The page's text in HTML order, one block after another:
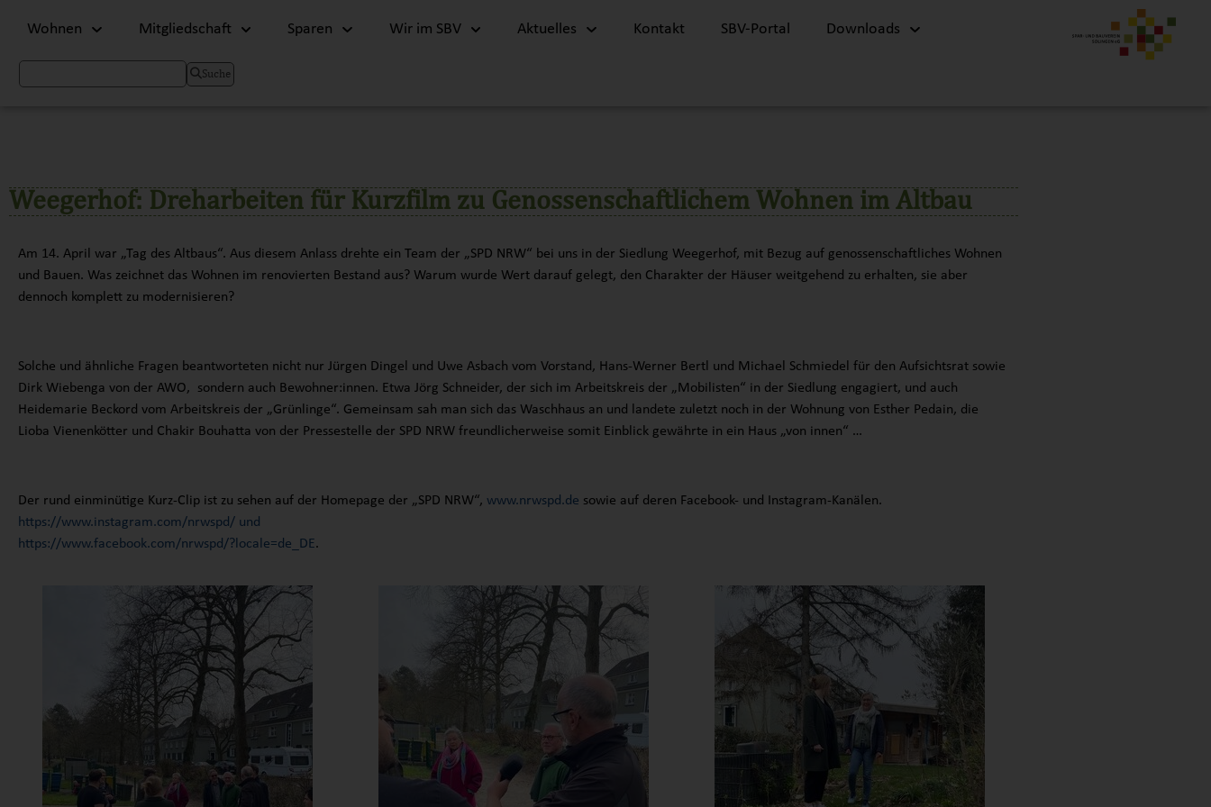
Wohnen Mitgliedschaft Sparen Wir im SBV Aktuelles Kontakt SBV-Portal Downloads
Suche
Weegerhof: Dreharbeiten für Kurzfilm zu Genossenschaftlichem Wohnen im Altbau
Am 14. April war „Tag des Altbaus“. Aus diesem Anlass drehte ein Team der „SPD NRW“ bei uns in der Siedlung Weegerhof, mit Bezug auf genossenschaftliches Wohnen
und Bauen. Was zeichnet das Wohnen im renovierten Bestand aus? Warum wurde Wert darauf gelegt, den Charakter der Häuser weitgehend zu erhalten, sie aber
dennoch komplett zu modernisieren?
Solche und ähnliche Fragen beantworteten nicht nur Jürgen Dingel und Uwe Asbach vom Vorstand, Hans-Werner Bertl und Michael Schmiedel für den Aufsichtsrat sowie
Dirk Wiebenga von der AWO, sondern auch Bewohner:innen. Etwa Jörg Schneider, der sich im Arbeitskreis der „Mobilisten“ in der Siedlung engagiert, und auch
Heidemarie Beckord vom Arbeitskreis der „Grünlinge“. Gemeinsam sah man sich das Waschhaus an und landete zuletzt noch in der Wohnung von Esther Pedain, die
Lioba Vienenkötter und Chakir Bouhatta von der Pressestelle der SPD NRW freundlicherweise somit Einblick gewährte in ein Haus „von innen“ …
Der rund einminütige Kurz-Clip ist zu sehen auf der Homepage der „SPD NRW“, www.nrwspd.de sowie auf deren Facebook- und Instagram-Kanälen.
https://www.instagram.com/nrwspd/ und
https://www.facebook.com/nrwspd/?locale=de_DE.